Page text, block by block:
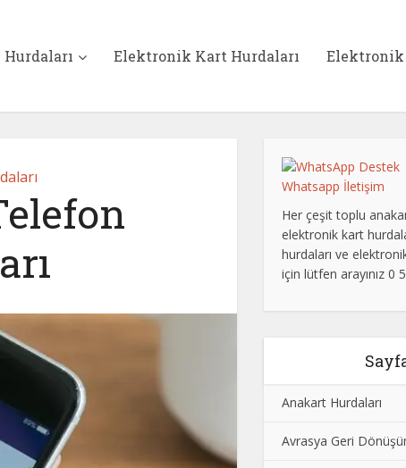
Hurdaları Elektronik Kart Hurdaları Elektronik
Whatsapp İletişim
Her çeşit toplu
elektronik kart
hurdaları ve elektronik
için lütfen arayınız 0
Anakart Hurdaları
Avrasya Geri